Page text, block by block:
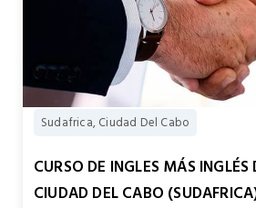
Sudafrica, Ciudad Del Cabo
CURSO DE INGLES MÁS INGLÉS
CIUDAD DEL CABO